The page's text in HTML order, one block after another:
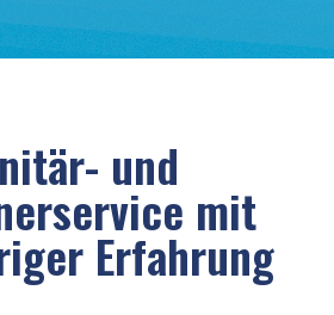
und
mit
Erfahrung